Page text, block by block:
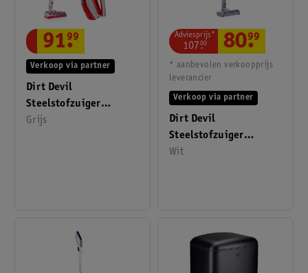
Dirt Devil
Steelstofzuiger
MEUMSP17300/007
Grijs
Verkoop via partner
91.
99
Dirt Devil
Steelstofzuiger
MEDUSP17300/008
Wit
Verkoop via partner
Adviesprijs*
107.
00 80.
99
* aanbevolen verkoopprijs
leverancier